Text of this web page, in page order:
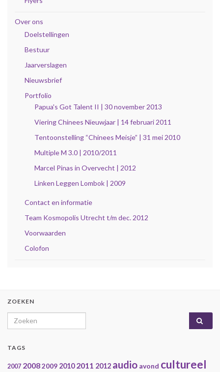
Over ons
Doelstellingen
Bestuur
Jaarverslagen
Nieuwsbrief
Portfolio
Papua's Got Talent II | 30 november 2013
Viering Chinees Nieuwjaar | 14 februari 2011
Tentoonstelling “Chinees Meisje” | 31 mei 2010
Multiple M 3.0 | 2010/2011
Marcel Pinas in Overvecht | 2012
Linken Leggen Lombok | 2009
Contact en informatie
Team Kosmopolis Utrecht t/m dec. 2012
Voorwaarden
Colofon
ZOEKEN
Search for:
TAGS
2007 20082009 2010 2011 2012 audio avond cultureel